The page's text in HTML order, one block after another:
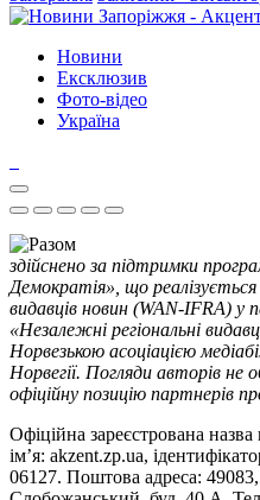
Новини
Ексклюзив
Фото-відео
Україна
здійснено за підтримки
Демократія», що
видавців новин (WAN-IFRA) у
«Незалежні регіональні
Норвезькою асоціацією
Норвегії. Погляди авторів не
офіційну позицію партнерів
Офіційна зареєстрована
ім’я: akzent.zp.ua,
06127. Поштова адреса: